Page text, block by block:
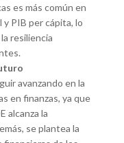
es más común en
PIB per cápita, lo
resiliencia
avanzando en la
en finanzas, ya que
alcanza la
se plantea la